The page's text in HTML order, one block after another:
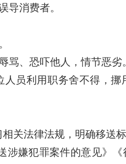
导消费者。
骂、恐吓他人，情节恶劣。
员利用职务舍不得，
关法律法规，明确移送标
嫌犯罪案件的意见》